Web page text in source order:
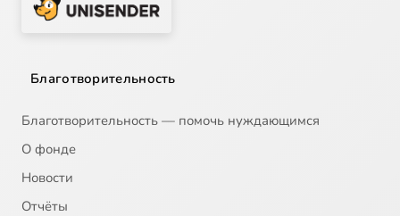
Благотворительность
Благотворительность — помочь нуждающимся
О фонде
Новости
Отчёты